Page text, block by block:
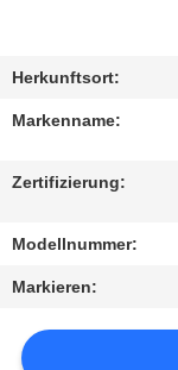
SIE
MIT
Herkunftsort:
Markenname:
Zertifizierung:
Modellnummer:
Markieren: